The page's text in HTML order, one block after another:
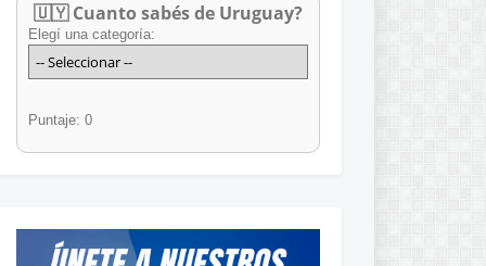
🇺🇾 Cuanto sabés de Uruguay?
Elegí una categoría:
Puntaje: 0